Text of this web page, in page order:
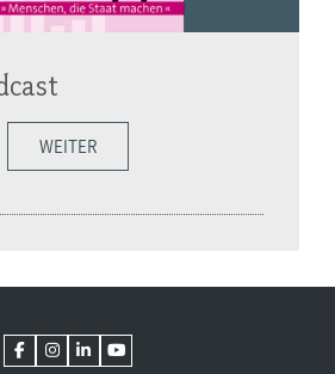
WEITER